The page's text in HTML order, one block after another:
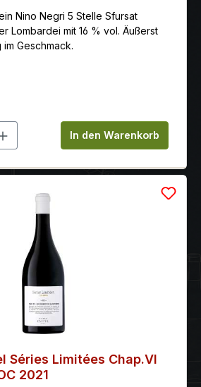
Nino Negri 5 Stelle Sfursat
Lombardei mit 16 % vol. Äußerst
Geschmack.
Gib den
In den Warenkorb
Séries Limitées Chap.VI
2021